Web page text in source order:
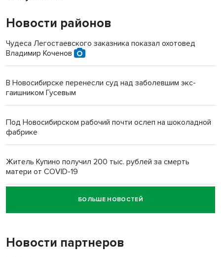
Новости районов
Чудеса Легостаевского заказника показал охотовед
Владимир Коченов
В Новосибирске перенесли суд над заболевшим экс-
гаишником Гусевым
Под Новосибирском рабочий почти ослеп на шоколадной
фабрике
Житель Купино получил 200 тыс. рублей за смерть
матери от COVID-19
Новосибирский суд наказал водителя за смерть
пенсионерки на вокзале
«Мы живём на пастбище!»: в новосибирском селе лошади
терроризируют жителей
БОЛЬШЕ НОВОСТЕЙ
Новости партнеров